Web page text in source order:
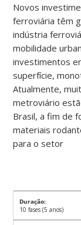
Novos
ferroviária têm
indústria
mobilidade
investimentos
superfície,
Atualmente,
metroviário
Brasil, a fim de
materiais
para o setor
Duração:
10 fases (5 anos)